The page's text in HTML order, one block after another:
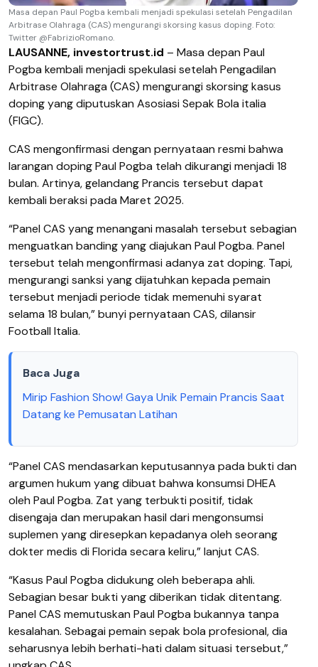
Masa depan Paul Pogba kembali menjadi spekulasi setelah Pengadilan
Arbitrase Olahraga (CAS) mengurangi skorsing kasus doping. Foto:
Twitter @FabrizioRomano.
LAUSANNE, investortrust.id – Masa depan Paul
Pogba kembali menjadi spekulasi setelah Pengadilan
Arbitrase Olahraga (CAS) mengurangi skorsing kasus
doping yang diputuskan Asosiasi Sepak Bola italia
(FIGC).
CAS mengonfirmasi dengan pernyataan resmi bahwa
larangan doping Paul Pogba telah dikurangi menjadi 18
bulan. Artinya, gelandang Prancis tersebut dapat
kembali beraksi pada Maret 2025.
“Panel CAS yang menangani masalah tersebut sebagian
menguatkan banding yang diajukan Paul Pogba. Panel
tersebut telah mengonfirmasi adanya zat doping. Tapi,
mengurangi sanksi yang dijatuhkan kepada pemain
tersebut menjadi periode tidak memenuhi syarat
selama 18 bulan,” bunyi pernyataan CAS, dilansir
Football Italia.
Baca Juga
Mirip Fashion Show! Gaya Unik Pemain Prancis Saat
Datang ke Pemusatan Latihan
“Panel CAS mendasarkan keputusannya pada bukti dan
argumen hukum yang dibuat bahwa konsumsi DHEA
oleh Paul Pogba. Zat yang terbukti positif, tidak
disengaja dan merupakan hasil dari mengonsumsi
suplemen yang diresepkan kepadanya oleh seorang
dokter medis di Florida secara keliru,” lanjut CAS.
“Kasus Paul Pogba didukung oleh beberapa ahli.
Sebagian besar bukti yang diberikan tidak ditentang.
Panel CAS memutuskan Paul Pogba bukannya tanpa
kesalahan. Sebagai pemain sepak bola profesional, dia
seharusnya lebih berhati-hati dalam situasi tersebut,”